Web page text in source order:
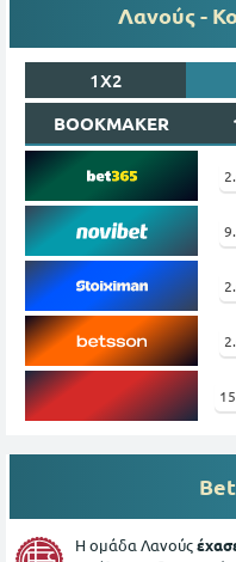
Λανούς -
1X2
BOOKMAKER
Η ομάδα Λανούς